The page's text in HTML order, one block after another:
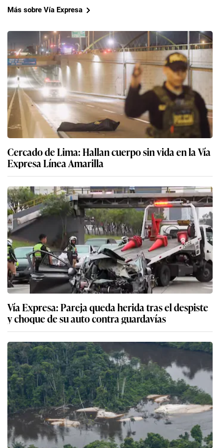
Más sobre Vía Expresa
Cercado de Lima: Hallan cuerpo sin vida en la Vía
Expresa Línea Amarilla
Vía Expresa: Pareja queda herida tras el despiste
y choque de su auto contra guardavías